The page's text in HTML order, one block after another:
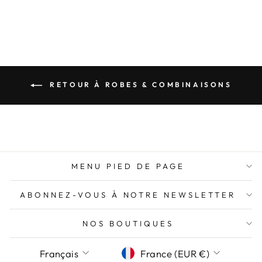
RETOUR À ROBES & COMBINAISONS
MENU PIED DE PAGE
ABONNEZ-VOUS À NOTRE NEWSLETTER
NOS BOUTIQUES
LANGUE
Français DEVISE
France (EUR €)